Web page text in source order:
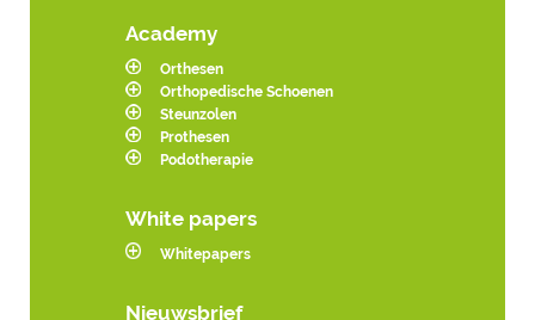
Academy
Orthesen
Orthopedische Schoenen
Steunzolen
Prothesen
Podotherapie
White papers
Whitepapers
Nieuwsbrief